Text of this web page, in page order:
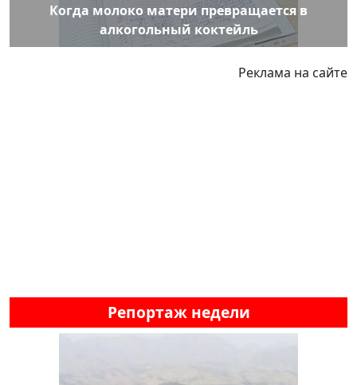
Когда молоко матери превращается в
алкогольный коктейль
Реклама на сайте
Репортаж недели